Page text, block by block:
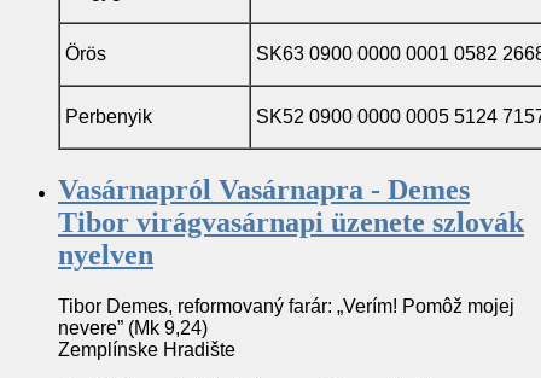
Örös SK63 0900 0000 0001 0582
Perbenyik SK52 0900 0000 0005 5124
Vasárnapról Vasárnapra - Demes
Tibor virágvasárnapi üzenete szlovák
nyelven
Tibor Demes, reformovaný farár: „Verím! Pomôž mojej
nevere” (Mk 9,24)
Zemplínske Hradište